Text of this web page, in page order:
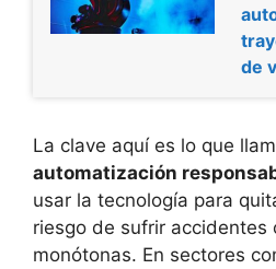
de
La clave aquí es lo que
automatización
usar la tecnología para
riesgo de sufrir accidentes
monótonas. En sectores